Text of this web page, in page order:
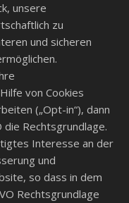
unsere
zu
und sicheren
von Cookies
(„Opt-in“), dann
die Rechtsgrundlage.
Interesse an der
und
so dass in dem
Rechtsgrundlage